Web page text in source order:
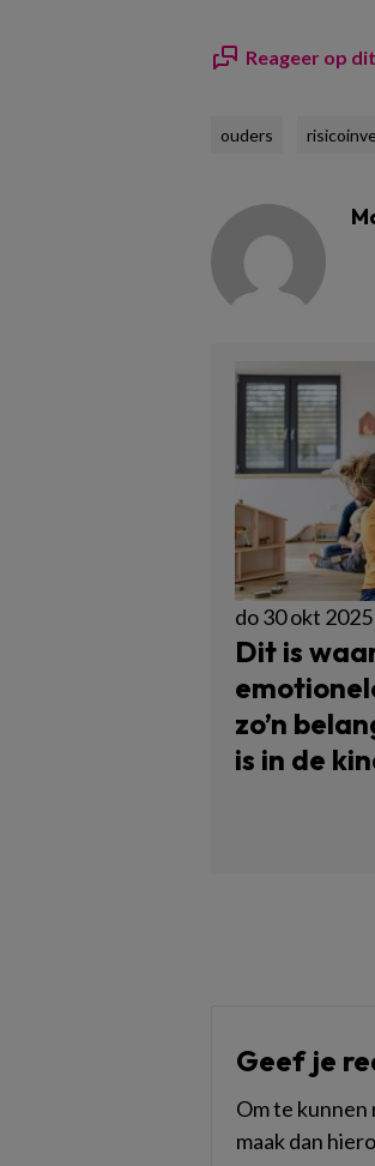
Reageer op
ouders
do 30 okt
Dit is
zo’n
is in de
Geef je
Om te kunnen
maak dan